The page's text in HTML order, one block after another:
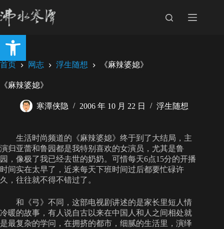
打开工具栏
至
容
首页 网志 浮生随想 《麻辣婆媳》
《麻辣婆媳》
寒潭侠隐 2006 年 10 月 22 日 浮生随想
生活时尚频道的《麻辣婆媳》终于到了大结局，主
演归亚蕾和鲁园都是我特别喜欢的女演员，尤其是鲁
园，像极了我已经去世的奶奶。可惜每天6点15分的开播
时间实在太早了，近来每天下班时间过后都要忙碌许
久，往往就不得不错过了。
和《弓》不同，这部电视剧讲述的是家长里短人情
冷暖的故事，有人说自古以来在中国人和人之间相处就
是最复杂的学问，在拥挤的都市，细腻的生活里，演绎